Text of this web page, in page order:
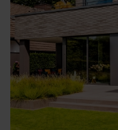
Serengeti Green